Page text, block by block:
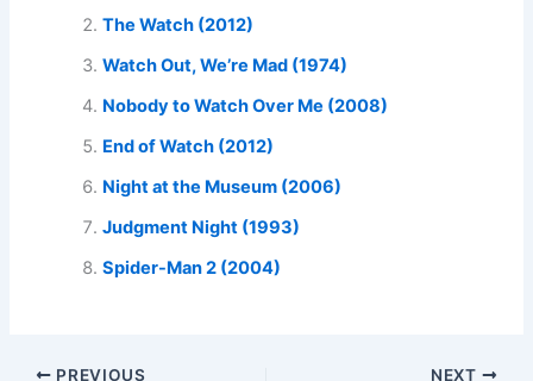
The Watch (2012)
Watch Out, We’re Mad (1974)
Nobody to Watch Over Me (2008)
End of Watch (2012)
Night at the Museum (2006)
Judgment Night (1993)
Spider-Man 2 (2004)
PREVIOUS NEXT